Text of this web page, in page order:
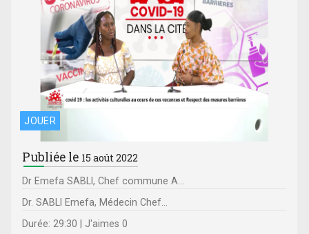
JOUER
Publiée le 15 août 2022
Dr Emefa SABLI, Chef commune A...
Dr. SABLI Emefa, Médecin Chef...
Durée: 29:30 | J'aimes 0